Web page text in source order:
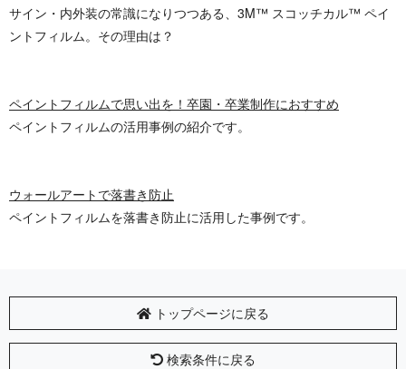
サイン・内外装の常識になりつつある、3M™ スコッチカル™ ペイ
ントフィルム。その理由は？
ペイントフィルムで思い出を！卒園・卒業制作におすすめ
ペイントフィルムの活用事例の紹介です。
ウォールアートで落書き防止
ペイントフィルムを落書き防止に活用した事例です。
トップページに戻る
検索条件に戻る